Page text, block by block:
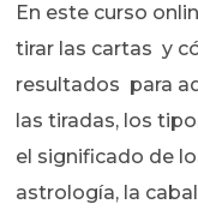
En este curso
tirar las cartas y
resultados para
las tiradas, los
el significado de
astrología, la